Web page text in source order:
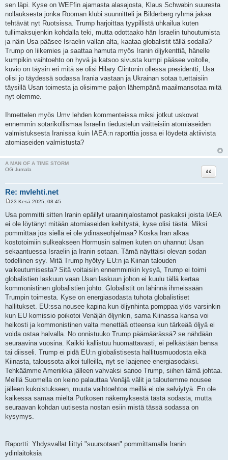
sen läpi. Kyse on WEFfin ajamasta alasajosta, Klaus Schwabin suuresta
nollauksesta jonka Rooman klubi suunnitteli ja Bilderberg ryhmä jakaa
tehtävät nyt Ruotsissa. Trump harjoittaa tyypillistä uhkailua kuten
tullimaksujenkin kohdalla teki, mutta odottaako hän Israelin tuhoutumista
ja näin Usa pääsee Israelin vallan alta, kaataa globalistit tällä sodalla?
Trump on liikemies ja saattaa hamuta myös Iranin öljykenttiä, hänelle
kumpikin vaihtoehto on hyvä ja katsoo sivusta kumpi pääsee voitolle,
kuvio on täysin eri mitä se olisi Hilary Clintonin ollessa presidentti, Usa
olisi jo täydessä sodassa Irania vastaan ja Ukrainan sotaa tuettaisiin
täysillä Usan toimesta ja olisimme paljon lähempänä maailmansotaa mitä
nyt olemme.
Ihmettelen myös Umv lehden kommenteissa miksi jotkut uskovat
ennemmin sotarikollismaa Israelin tiedustelun väitteisiin atomiaseiden
valmistuksesta Iranissa kuin IAEA:n raporttia jossa ei löydetä aktiivista
atomiaseiden valmistusta?
A MAN OF A TIME STORM
OG Jumala
Re: mvlehti.net
Lainaa
e
s
i
23 Kesä 2025, 08:45
Usa pommitti sitten Iranin epäillyt uraaninjalostamot paskaksi joista IAEA
ei ole löytänyt mitään atomiaseiden kehitystä, kyse olisi tästä. Miksi
pommittaa jos siellä ei ole ydinaseohjelmaa? Koska Iran alkaa
kostotoimiin sulkeakseen Hormusin salmen kuten on uhannut Usan
sekaantuessa Israelin ja Iranin sotaan. Tämä näyttäisi olevan sodan
todellinen syy. Mitä Trump hyötyy EU:n ja Kiinan talouden
vaikeutumisesta? Sitä voitaisiin ennemminkin kysyä, Trump ei toimi
globalistien laskuun vaan Usan laskuun johon ei kuulu tällä kertaa
kommonistinen globalistien johto. Globalistit on lähinnä ihmeissään
Trumpin toimesta. Kyse on energiasodasta tuhota globalistiset
hallitukset. EU:ssa nousee kapina kun öljynhinta pomppaa ylös varsinkin
kun EU komissio poikotoi Venäjän öljynkin, sama Kiinassa kansa voi
heikosti ja kommonistinen valta menettää otteensa kun tärkeää öljyä ei
voida ostaa halvalla. No onnistuuko Trump päämäärässä? se nähdään
seuraavina vuosina. Kaikki kallistuu huomattavasti, ei pelkästään bensa
tai diisseli. Trump ei pidä EU:n globalistisesta hallitusmuodosta eikä
Kiinasta, taloussota alkoi tulleilla, nyt se laajenee energiasodaksi.
Tehkäämme Ameriikka jälleen vahvaksi sanoo Trump, siihen tämä johtaa.
Meillä Suomella on keino palauttaa Venäjä välit ja taloutemme nousee
jälleen kukoistukseen, muuta vaihtoehtoa meillä ei ole selviytyä. En ole
kaikessa samaa mieltä Putkosen näkemyksestä tästä sodasta, mutta
seuraavan kohdan uutisesta nostan esiin mistä tässä sodassa on
kysymys.
Raportti: Yhdysvallat liittyi "suursotaan" pommittamalla Iranin
ydinlaitoksia